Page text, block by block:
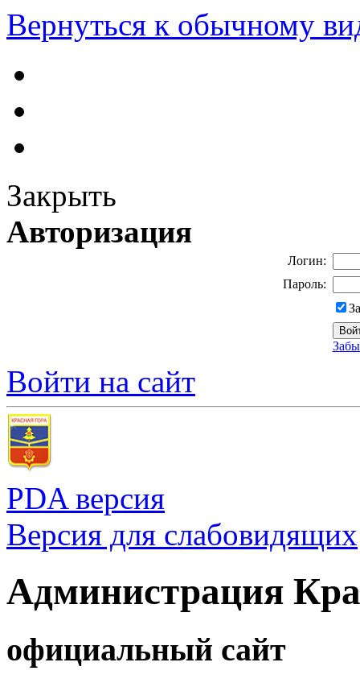
Вернуться к обычному
Закрыть
Авторизация
Логин:
Пароль:
Войти на сайт
PDA версия
Версия для слабовидящих
Администрация
официальный сайт